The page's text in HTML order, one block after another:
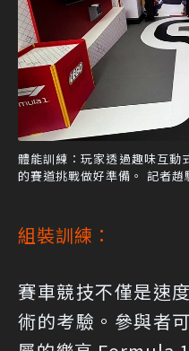
體能訓練：玩家透過趣味互動
的賽道挑戰做好準備。 記者趙
組裝訓練：
賽車競技不僅是速
術的考驗。參與者